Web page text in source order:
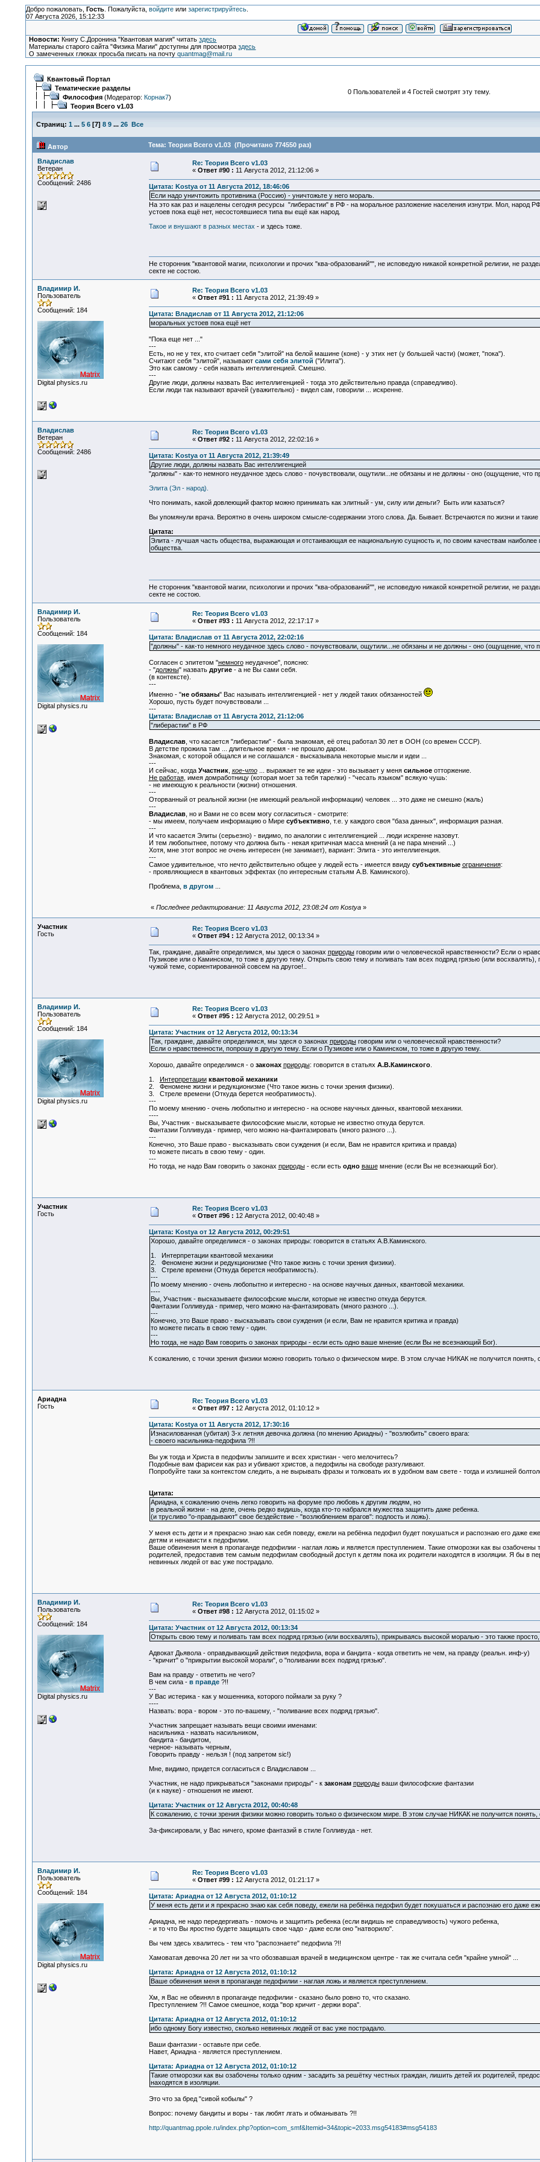
Добро пожаловать, Гость. Пожалуйста, войдитеили зарегистрируйтесь.
07 Августа 2026, 15:12:33
Новости: Книгу С.Доронина "Квантовая магия" читатьздесь
Материалы старого сайта "Физика Магии" доступны для просмотраздесь
О замеченных глюках просьба писать на почтуquantmag@mail.ru
Квантовый Портал
Тематические разделы
Философия(Модератор: Корнак7)
Теория Всего v1.03
0 Пользователей и 4 Гостей смотрят эту тему.
Страниц: 1 ... 5 6[7] 8 9 ... 26 Все
Автор Тема: Теория Всего v1.03 (Прочитано 774550 раз)
Владислав
Ветеран
Сообщений: 2486
Re: Теория Всего v1.03
« Ответ #90 : 11 Августа 2012, 21:12:06 »
Цитата: Kostya от 11 Августа 2012, 18:46:06
Если надо уничтожить противника (Россию) - уничтожьте у него мораль.
На это как раз и нацелены сегодня ресурсы "либерастии" в РФ - на моральное разложение населения изнутри. Мол, народ
устоев пока ещё нет, несостоявшиеся типа вы ещё как народ.
Такое и внушают в разных местах - и здесь тоже.
Не сторонник "квантовой магии, психологии и прочих "ква-образований"", не исповедую никакой конкретной религии, не
секте не состою.
Владимир И.
Пользователь
Сообщений: 184
Digital physics.ru
Re: Теория Всего v1.03
« Ответ #91 : 11 Августа 2012, 21:39:49 »
Цитата: Владислав от 11 Августа 2012, 21:12:06
моральных устоев пока ещё нет
"Пока еще нет ..."
---
Есть, но не у тех, кто считает себя "элитой" на белой машине (коне) - у этих нет (у большей части) (может, "пока").
Считают себя "элитой", называют сами себя элитой ("Илита").
Это как самому - себя назвать интеллигенцией. Смешно.
---
Другие люди, должны назвать Вас интеллигенцией - тогда это действительно правда (справедливо).
Если люди так называют врачей (уважительно) - видел сам, говорили ... искренне.
Владислав
Ветеран
Сообщений: 2486
Re: Теория Всего v1.03
« Ответ #92 : 11 Августа 2012, 22:02:16 »
Цитата: Kostya от 11 Августа 2012, 21:39:49
Другие люди, должны назвать Вас интеллигенцией
"должны" - как-то немного неудачное здесь слово - почувствовали, ощутили...не обязаны и не должны - оно (ощущение, что
Элита (Эл - народ).
Что понимать, какой довлеющий фактор можно принимать как элитный - ум, силу или деньги? Быть или казаться?
Вы упомянули врача. Вероятно в очень широком смысле-содержании этого слова. Да. Бывает. Встречаются по жизни и такие
Цитата:
Элита - лучшая часть общества, выражающая и отстаивающая ее национальную сущность и, по своим качествам наиболее
общества.
Не сторонник "квантовой магии, психологии и прочих "ква-образований"", не исповедую никакой конкретной религии, не
секте не состою.
Владимир И.
Пользователь
Сообщений: 184
Digital physics.ru
Re: Теория Всего v1.03
« Ответ #93 : 11 Августа 2012, 22:17:17 »
Цитата: Владислав от 11 Августа 2012, 22:02:16
"должны" - как-то немного неудачное здесь слово - почувствовали, ощутили...не обязаны и не должны - оно (ощущение, что
Согласен с эпитетом "немногонеудачное", поясню:
- "должны" назвать другие- а не Вы сами себя.
(в контексте).
---
Именно - "не обязаны" Вас называть интеллигенцией - нет у людей таких обязанностей
Хорошо, пусть будет почувствовали ...
---
Цитата: Владислав от 11 Августа 2012, 21:12:06
"либерастии" в РФ
Владислав, что касается "либерастии" - была знакомая, её отец работал 30 лет в ООН (со времен СССР).
В детстве прожила там ... длительное время - не прошло даром.
Знакомая, с которой общался и не соглашался - высказывала некоторые мысли и идеи ...
---
И сейчас, когда Участник, кое-что... выражает те же идеи - это вызывает у меня сильноеотторжение.
Не работая, имея домработницу (которая моет за тебя тарелки) - "чесать языком" всякую чушь:
- не имеющую к реальности (жизни) отношения.
---
Оторванный от реальной жизни (не имеющий реальной информации) человек ... это даже не смешно (жаль)
---
Владислав, но и Вами не со всем могу согласиться - смотрите:
- мы имеем, получаем информацию о Мире субъективно, т.е. у каждого своя "база данных", информация разная.
---
И что касается Элиты (серьезно) - видимо, по аналогии с интеллигенцией ... люди искренне назовут.
И тем любопытнее, потому что должна быть - некая критичная масса мнений (а не пара мнений ...)
Хотя, мне этот вопрос не очень интересен (не занимает), вариант: Элита - это интеллигенция.
---
Самое удивительное, что нечто действительно общее у людей есть - имеется ввиду субъективные ограничения:
- проявляющиеся в квантовых эффектах (по интересным статьям А.В. Каминского).
Проблема, в другом...
« Последнее редактирование: 11 Августа 2012, 23:08:24 от Kostya»
Участник
Гость
Re: Теория Всего v1.03
« Ответ #94 : 12 Августа 2012, 00:13:34 »
Так, граждане, давайте определимся, мы здеся о законах природыговорим или о человеческой нравственности? Если о
Пузикове или о Каминском, то тоже в другую тему. Открыть свою тему и поливать там всех подряд грязью (или
чужой теме, сориентированной совсем на другое!..
Владимир И.
Пользователь
Сообщений: 184
Digital physics.ru
Re: Теория Всего v1.03
« Ответ #95 : 12 Августа 2012, 00:29:51 »
Цитата: Участник от 12 Августа 2012, 00:13:34
Так, граждане, давайте определимся, мы здеся о законах природыговорим или о человеческой нравственности?
Если о нравственности, попрошу в другую тему. Если о Пузикове или о Каминском, то тоже в другую тему.
Хорошо, давайте определимся - о законах природы: говорится в статьях А.В.Каминского.
1.
Интерпретации квантовой механики
2. Феномене жизни и редукционизме (Что такое жизнь с точки зрения физики).
3. Стреле времени (Откуда берется необратимость).
---
По моему мнению - очень любопытно и интересно - на основе научных данных, квантовой механики.
----
Вы, Участник - высказываете философские мысли, которые не известно откуда берутся.
Фантазии Голливуда - пример, чего можно на-фантазировать (много разного ...).
---
Конечно, это Ваше право - высказывать свои суждения (и если, Вам не нравится критика и правда)
то можете писать в свою тему - один.
---
Но тогда, не надо Вам говорить о законах природы- если есть одно вашемнение (если Вы не всезнающий Бог).
Участник
Гость
Re: Теория Всего v1.03
« Ответ #96 : 12 Августа 2012, 00:40:48 »
Цитата: Kostya от 12 Августа 2012, 00:29:51
Хорошо, давайте определимся - о законах природы: говорится в статьях А.В.Каминского.
1. Интерпретации квантовой механики
2. Феномене жизни и редукционизме (Что такое жизнь с точки зрения физики).
3. Стреле времени (Откуда берется необратимость).
---
По моему мнению - очень любопытно и интересно - на основе научных данных, квантовой механики.
----
Вы, Участник - высказываете философские мысли, которые не известно откуда берутся.
Фантазии Голливуда - пример, чего можно на-фантазировать (много разного ...).
---
Конечно, это Ваше право - высказывать свои суждения (и если, Вам не нравится критика и правда)
то можете писать в свою тему - один.
---
Но тогда, не надо Вам говорить о законах природы - если есть одно ваше мнение (если Вы не всезнающий Бог).
К сожалению, с точки зрения физики можно говорить только о физическом мире. В этом случае НИКАК не получится понять,
Ариадна
Гость
Re: Теория Всего v1.03
« Ответ #97 : 12 Августа 2012, 01:10:12 »
Цитата: Kostya от 11 Августа 2012, 17:30:16
Изнасилованная (убитая) 3-х летняя девочка должна (по мнению Ариадны) - "возлюбить" своего врага:
- своего насильника-педофила ?!!
Вы уж тогда и Христа в педофилы запишите и всех христиан - чего мелочитесь?
Подобные вам фарисеи как раз и убивают христов, а педофилы на свободе разгуливают.
Попробуйте таки за контекстом следить, а не вырывать фразы и толковать их в удобном вам свете - тогда и излишней
Цитата:
Ариадна, к сожалению очень легко говорить на форуме про любовь к другим людям, но
в реальной жизни - на деле, очень редко видишь, когда кто-то набрался мужества защитить даже ребенка.
(и трусливо "о-правдывают" свое бездействие - "возлюблением врагов": подлость и ложь).
У меня есть дети и я прекрасно знаю как себя поведу, ежели на ребёнка педофил будет покушаться и распознаю его даже
детям и ненависти к педофилии.
Ваше обвинения меня в пропаганде педофилии - наглая ложь и является преступлением. Такие отморозки как вы
родителей, предоставив тем самым педофилам свободный доступ к детям пока их родители находятся в изоляции. Я бы в
невинных людей от вас уже пострадало.
Владимир И.
Пользователь
Сообщений: 184
Digital physics.ru
Re: Теория Всего v1.03
« Ответ #98 : 12 Августа 2012, 01:15:02 »
Цитата: Участник от 12 Августа 2012, 00:13:34
Открыть свою тему и поливать там всех подряд грязью (или восхвалять), прикрываясь высокой моралью - это также
Адвокат Дьявола - оправдывающий действия педофила, вора и бандита - когда ответить не чем, на правду (реальн. инф-у)
- "кричит" о "прикрытии высокой морали", о "поливании всех подряд грязью".
Вам на правду - ответить не чего?
В чем сила - в правде?!!
---
У Вас истерика - как у мошенника, которого поймали за руку ?
----
Назвать: вора - вором - это по-вашему, - "поливание всех подряд грязью".
Участник запрещает называть вещи своими именами:
насильника - назвать насильником,
бандита - бандитом,
черное- называть черным,
Говорить правду - нельзя ! (под запретом sic!)
Мне, видимо, придется согласиться с Владиславом ...
Участник, не надо прикрываться "законами природы" - к законам природываши философские фантазии
(и к науке) - отношения не имеют.
Цитата: Участник от 12 Августа 2012, 00:40:48
К сожалению, с точки зрения физики можно говорить только о физическом мире. В этом случае НИКАК не получится понять,
За-фиксировали, у Вас ничего, кроме фантазий в стиле Голливуда - нет.
Владимир И.
Пользователь
Сообщений: 184
Digital physics.ru
Re: Теория Всего v1.03
« Ответ #99 : 12 Августа 2012, 01:21:17 »
Цитата: Ариадна от 12 Августа 2012, 01:10:12
У меня есть дети и я прекрасно знаю как себя поведу, ежели на ребёнка педофил будет покушаться и распознаю его даже
Ариадна, не надо передергивать - помочь и защитить ребенка (если видишь не справедливость) чужого ребенка,
- и то что Вы яростно будете защищать свое чадо - даже если оно "натворило".
Вы чем здесь хвалитесь - тем что "распознаете" педофила ?!!
Хамоватая девочка 20 лет ни за что обозвавшая врачей в медицинском центре - так же считала себя "крайне умной" ...
Цитата: Ариадна от 12 Августа 2012, 01:10:12
Ваше обвинения меня в пропаганде педофилии - наглая ложь и является преступлением.
Хм, я Вас не обвинял в пропаганде педофилии - сказано было ровно то, что сказано.
Преступлением ?!! Самое смешное, когда "вор кричит - держи вора".
Цитата: Ариадна от 12 Августа 2012, 01:10:12
ибо одному Богу известно, сколько невинных людей от вас уже пострадало.
Ваши фантазии - оставьте при себе.
Навет, Ариадна - является преступлением.
Цитата: Ариадна от 12 Августа 2012, 01:10:12
Такие отморозки как вы озабочены только одним - засадить за решётку честных граждан, лишить детей их родителей,
находятся в изоляции.
Это что за бред "сивой кобылы" ?
Вопрос: почему бандиты и воры - так любят лгать и обманывать ?!!
http://quantmag.ppole.ru/index.php?option=com_smf&Itemid=34&topic=2033.msg54183#msg54183